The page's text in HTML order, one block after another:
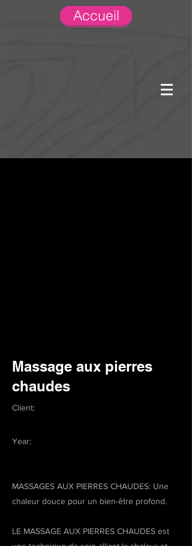
Accueil
Massage aux pierres
chaudes
Client:
Year:
MASSAGES AUX PIERRES CHAUDES: Une
chaleur douce pour un bien-être profond.
LE MASSAGE AUX PIERRES CHAUDES est